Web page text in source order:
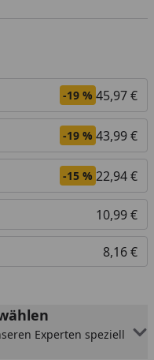
-19 % 45,97 €
-19 % 43,99 €
-15 % 22,94 €
10,99 €
8,16 €
Experten speziell